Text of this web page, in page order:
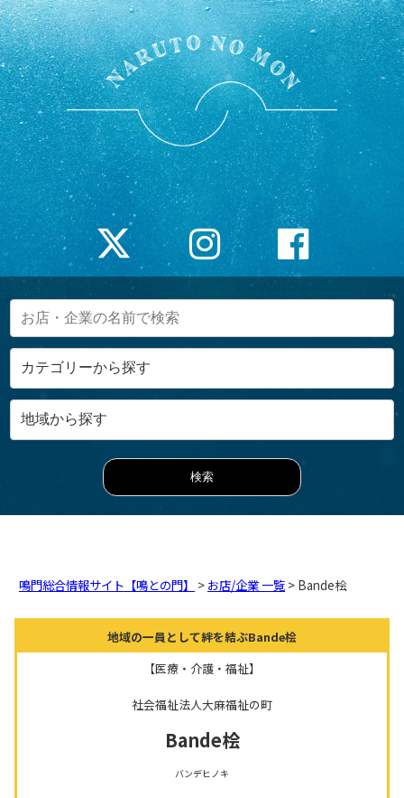
鳴門総合情報サイト【鳴との門】 > お店/企業 一覧 > Bande桧
地域の一員として絆を結ぶBande桧
【医療・介護・福祉】
社会福祉法人大麻福祉の町
Bande桧
バンデヒノキ